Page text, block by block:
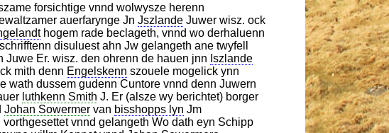
forsichtige vnnd wolwysze herenn
auerfarynge Jn Jszlande Juwer wisz. ock
hogem rade beclageth, vnnd wo derhaluenn
disuluest ahn Jw gelangeth ane twyfell
Er. wisz. den ohrenn de hauen jnn Iszlande
mith denn Engelskenn szouele mogelick ynn
wath dussem gudenn Cuntore vnnd denn Juwern
luthkenn Smith J. Er (alsze wy berichtet) borger
Johan Sowermer van bisshopps lyn Jm
vnnd gelangeth Wo dath eyn Schipp